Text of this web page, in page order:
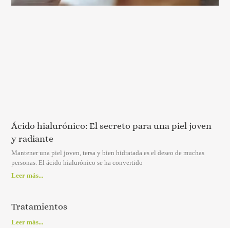
Ácido hialurónico: El secreto para una piel joven
y radiante
Mantener una piel joven, tersa y bien hidratada es el deseo de muchas
personas. El ácido hialurónico se ha convertido
Leer más...
Tratamientos
Leer más...